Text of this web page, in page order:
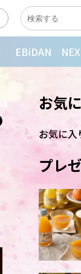
EBiDAN
お気
お気に入
プレ